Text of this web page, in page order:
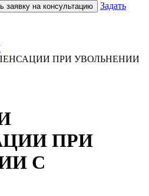
заявку на консультацию
Задать
ПРИ УВОЛЬНЕНИИ
ПРИ
С